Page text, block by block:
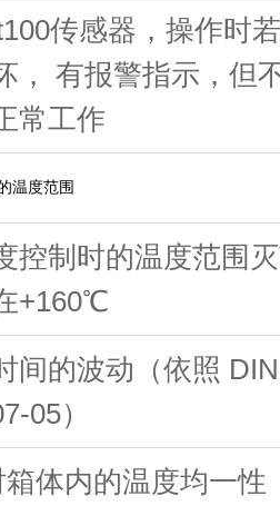
传感器，操作时
， 有报警指示，但
常工作
温度范围
控制时的温度范围
+160℃
间的波动（依照
05）
体内的温度均一性